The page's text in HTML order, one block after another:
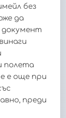
без
да
документ
полета
е още при
преди